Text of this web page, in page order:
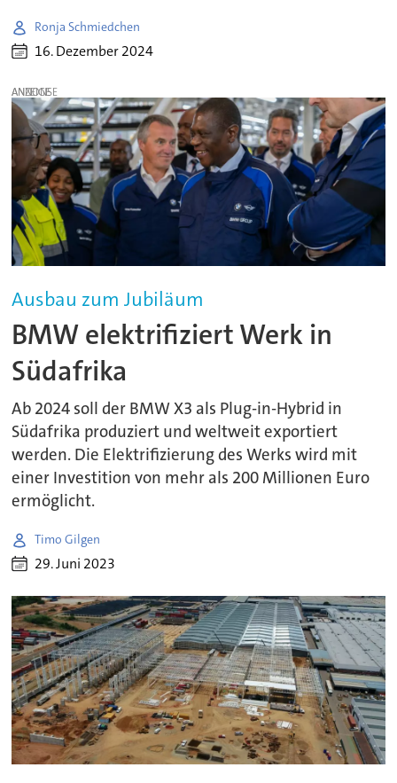
Ronja Schmiedchen
16. Dezember 2024
ANZEIGE
Ausbau zum Jubiläum
BMW elektrifiziert Werk in
Südafrika
Ab 2024 soll der BMW X3 als Plug-in-Hybrid in
Südafrika produziert und weltweit exportiert
werden. Die Elektrifizierung des Werks wird mit
einer Investition von mehr als 200 Millionen Euro
ermöglicht.
Timo Gilgen
29. Juni 2023